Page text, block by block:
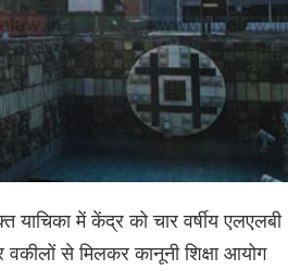
याचिका में केंद्र को चार वर्षीय एलएलबी
वकीलों से मिलकर कानूनी शिक्षा आयोग